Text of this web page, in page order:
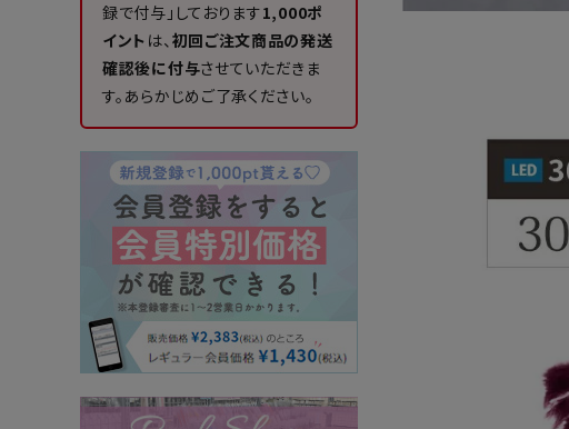
録で付与」しております1,000ポ
イント は、初回ご注文商品の発送
確認後に付与させていただきま
す。あらかじめご了承ください。